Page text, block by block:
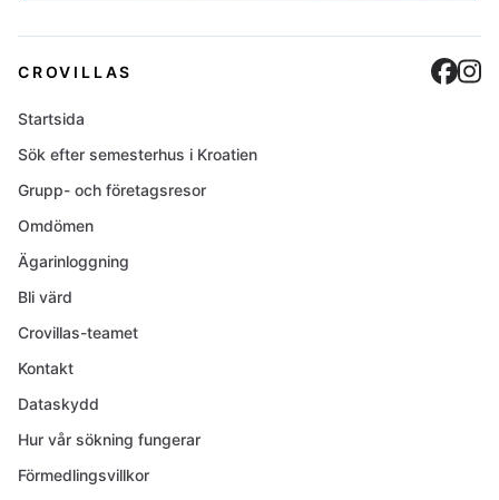
CROVILLAS
Startsida
Sök efter semesterhus i Kroatien
Grupp- och företagsresor
Omdömen
Ägarinloggning
Bli värd
Crovillas-teamet
Kontakt
Dataskydd
Hur vår sökning fungerar
Förmedlingsvillkor